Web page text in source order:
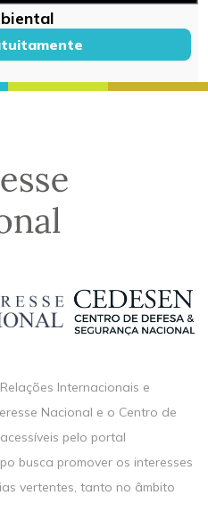
Internacionais e
Nacional e o Centro de
pelo portal
busca promover os interesses
vertentes, tanto no âmbito